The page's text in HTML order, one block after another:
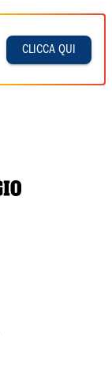
CLICCA QUI